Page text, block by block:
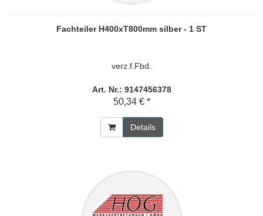
Fachteiler H400xT800mm silber - 1 ST
verz.f.Fbd.
Art. Nr.: 9147456378
50,34 € *
Details